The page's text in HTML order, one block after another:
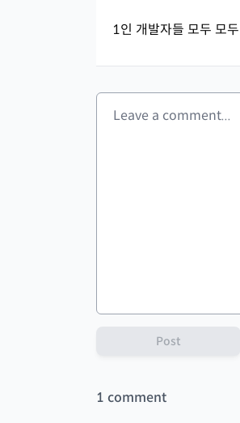
1인 개발자들 모두 모
Post
1 comment